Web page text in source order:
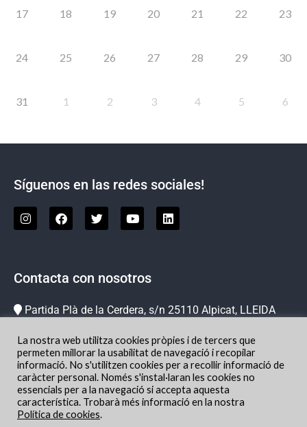
17 18 19 20 21 22 23
24 25 26 27 28 29 30
31 1 2 3 4 5 6
Síguenos en las redes sociales!
Contacta con nosotros
Partida Plà de la Cerdera, s/n 25110 Alpicat, LLEIDA
info@hipicachampion.com
Localización
La nostra web utilitza cookies pròpies i de tercers que
permeten millorar la usabilitat de navegació i recopilar
informació. No s'utilitzen cookies per a recollir informació de
caràcter personal. Només s'instal·laran les cookies no
essencials per a la navegació si accepta aquesta
característica. Trobarà més informació en la nostra
Política de cookies.